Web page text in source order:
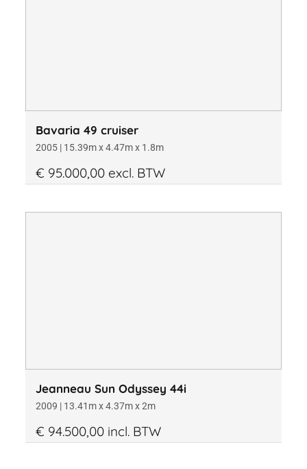
Bavaria 49 cruiser
2005 | 15.39m x 4.47m x 1.8m
€ 95.000,00 excl. BTW
Jeanneau Sun Odyssey 44i
2009 | 13.41m x 4.37m x 2m
€ 94.500,00 incl. BTW